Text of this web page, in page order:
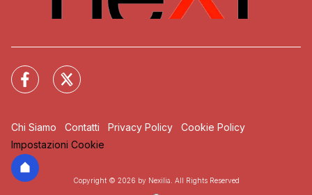
Chi Siamo Contatti Privacy Policy
Cookie Policy
Impostazioni Cookie
Copyright © 2026 by Nexilia. All Rights Reserved